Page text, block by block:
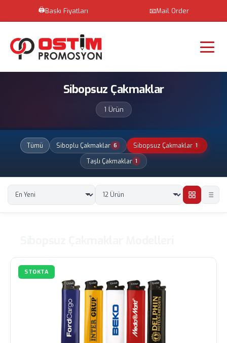
🖨️Baskı Fiyatları 📧Mail Order
Sibopsuz Çakmaklar
1 Ürün
Tümü Siboplu Çakmaklar 6 Sibopsuz Çakmaklar 1
Taşlı Çakmaklar 1
STOKTA